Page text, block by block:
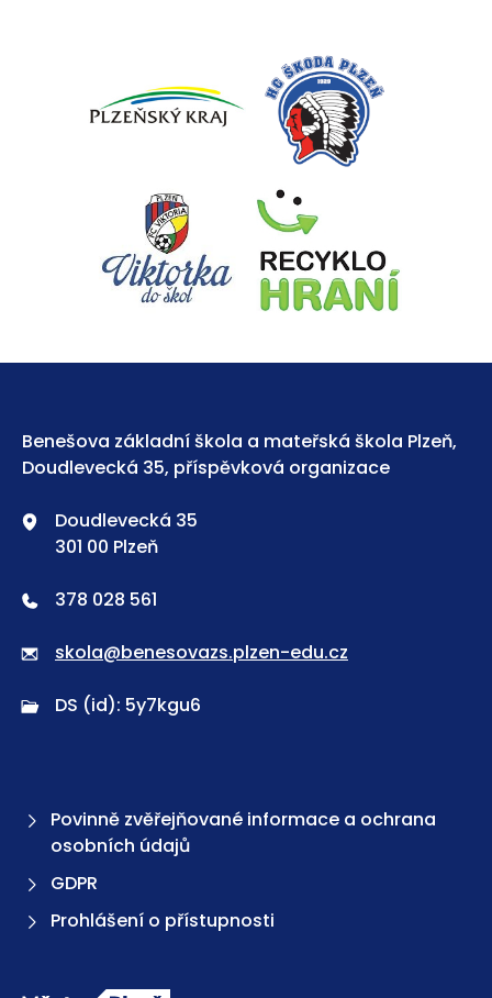
Benešova základní škola a mateřská škola Plzeň,
Doudlevecká 35, příspěvková organizace
Doudlevecká 35
301 00 Plzeň
378 028 561
skola@benesovazs.plzen-edu.cz
DS (id): 5y7kgu6
Povinně zvěřejňované informace a ochrana
osobních údajů
GDPR
Prohlášení o přístupnosti